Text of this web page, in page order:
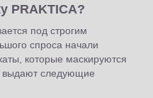
PRAKTICA?
под строгим
спроса начали
которые маскируются
выдают следующие